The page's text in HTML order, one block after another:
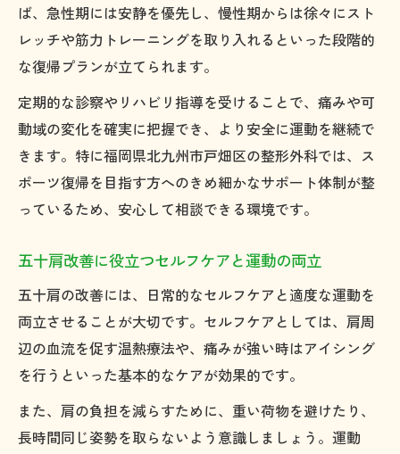
ば、急性期には安静を優先し、慢性期からは徐々にスト
レッチや筋力トレーニングを取り入れるといった段階的
な復帰プランが立てられます。
定期的な診察やリハビリ指導を受けることで、痛みや可
動域の変化を確実に把握でき、より安全に運動を継続で
きます。特に福岡県北九州市戸畑区の整形外科では、ス
ポーツ復帰を目指す方へのきめ細かなサポート体制が整
っているため、安心して相談できる環境です。
五十肩改善に役立つセルフケアと運動の両立
五十肩の改善には、日常的なセルフケアと適度な運動を
両立させることが大切です。セルフケアとしては、肩周
辺の血流を促す温熱療法や、痛みが強い時はアイシング
を行うといった基本的なケアが効果的です。
また、肩の負担を減らすために、重い荷物を避けたり、
長時間同じ姿勢を取らないよう意識しましょう。運動